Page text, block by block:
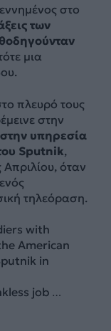
στο
των
μια
πλευρό τους
στην
υπηρεσία
Sputnik,
Απριλίου, όταν
τηλεόραση.
with
American
in
job …